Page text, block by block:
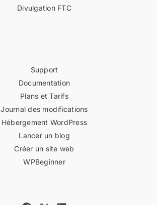
Divulgation FTC
Support
Documentation
Plans et Tarifs
Journal des modifications
Hébergement WordPress
Lancer un blog
Créer un site web
WPBeginner